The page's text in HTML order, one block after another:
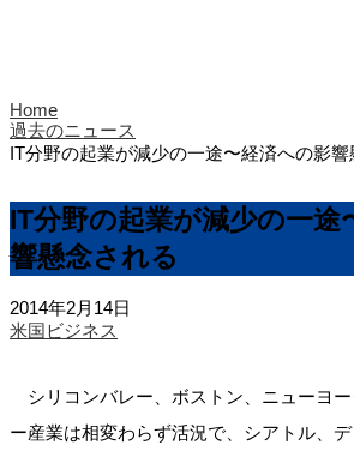
Home
過去のニュース
IT分野の起業が減少の一途〜経済への影響
IT分野の起業が減少の一途
響懸念される
2014年2月14日
米国ビジネス
シリコンバレー、ボストン、ニューヨ
ー産業は相変わらず活況で、シアトル、